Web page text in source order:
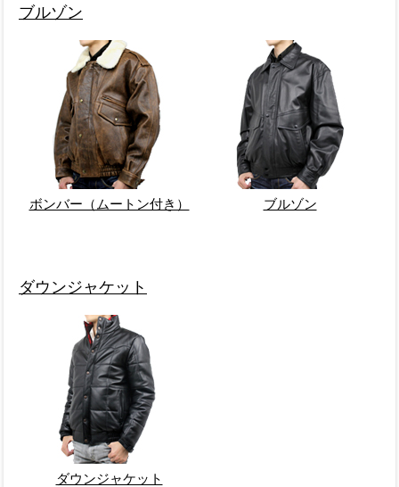
ブルゾン
ボンバー（ムートン付き） ブルゾン
ダウンジャケット
ダウンジャケット